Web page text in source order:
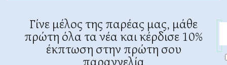
Γίνε μέλος της παρέας μας, μάθε
πρώτη όλα τα νέα και κέρδισε 10%
έκπτωση στην πρώτη σου